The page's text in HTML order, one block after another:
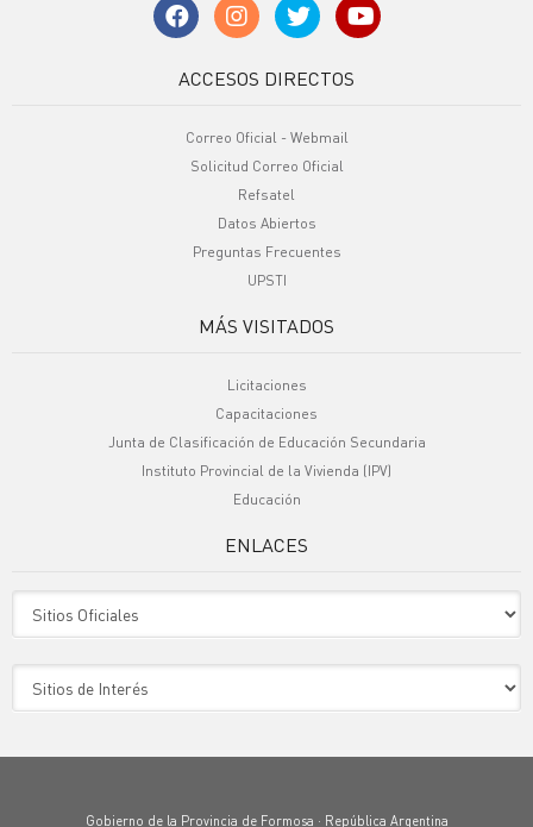
ACCESOS DIRECTOS
Correo Oficial - Webmail
Solicitud Correo Oficial
Refsatel
Datos Abiertos
Preguntas Frecuentes
UPSTI
MÁS VISITADOS
Licitaciones
Capacitaciones
Junta de Clasificación de Educación Secundaria
Instituto Provincial de la Vivienda (IPV)
Educación
ENLACES
Gobierno de la Provincia de Formosa · República Argentina